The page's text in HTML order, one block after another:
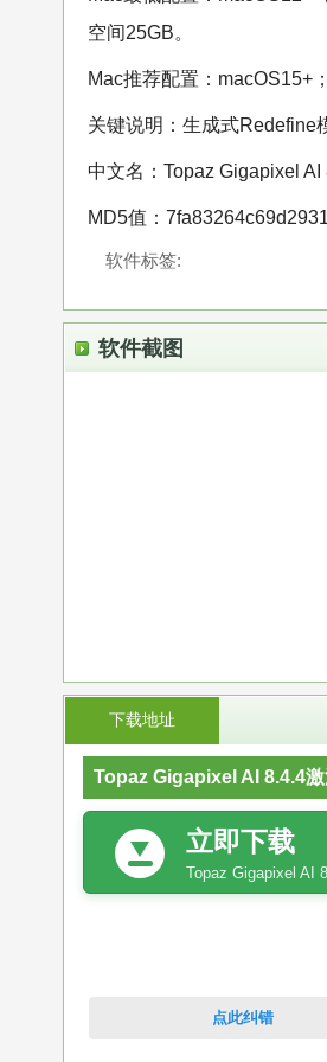
空间25GB。
Mac推荐配置：macOS15+
关键说明：生成式Redefine
中文名：Topaz Gigapixel AI
MD5值：
软件标签:
软件截图
下载地址
Topaz Gigapixel AI 8.4.4
立即下载
点此纠错